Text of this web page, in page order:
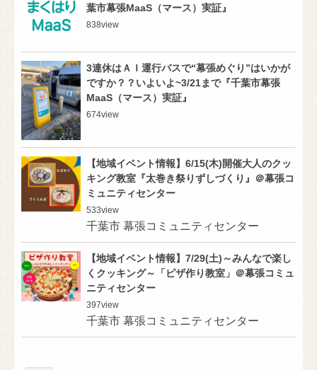
葉市幕張MaaS（マース）実証』
838view
3連休はＡＩ運行バスで“幕張めぐり”はいかが
ですか？？いよいよ~3/21まで『千葉市幕張
MaaS（マース）実証』
674view
【地域イベント情報】6/15(木)開催大人のクッ
キング教室『太巻き祭りずしづくり』＠幕張コ
ミュニティセンター
533view
千葉市 幕張コミュニティセンター
【地域イベント情報】7/29(土)～みんなで楽し
くクッキング～「ピザ作り教室」＠幕張コミュ
ニティセンター
397view
千葉市 幕張コミュニティセンター